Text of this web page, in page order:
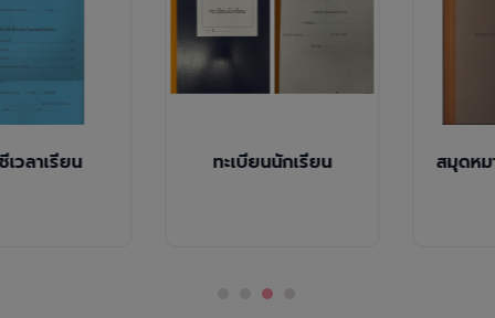
บัญชีเวลาเรียน ทะเบียนนักเรียน